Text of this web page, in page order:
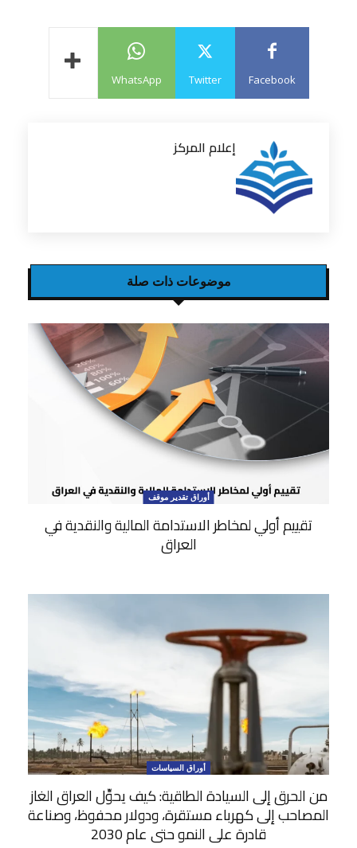
Facebook
Twitter
WhatsApp
إعلام المركز
موضوعات ذات صلة
أوراق تقدير موقف
تقييم أولي لمخاطر الاستدامة المالية والنقدية في
العراق
أوراق السياسات
من الحرق إلى السيادة الطاقية: كيف يحوِّل العراق الغاز
المصاحب إلى كهرباء مستقرة، ودولار محفوظ، وصناعة
قادرة على النمو حتى عام 2030